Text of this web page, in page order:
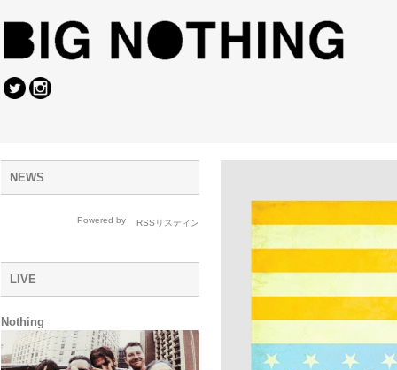
NEWS
Powered by
LIVE
Nothing